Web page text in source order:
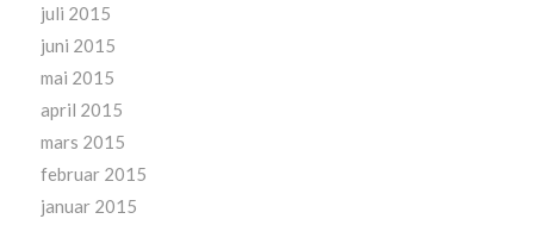
juli 2015
juni 2015
mai 2015
april 2015
mars 2015
februar 2015
januar 2015